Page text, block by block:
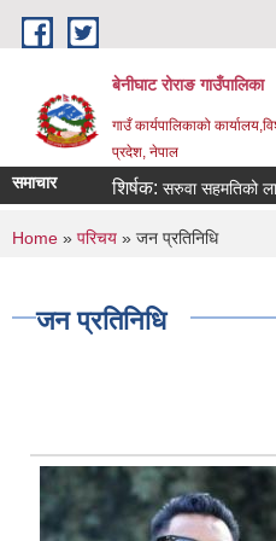
Skip to main content
बेनीघाट रोराङ गाउँपालिका
गाउँ कार्यपालिकाको
प्रदेश, नेपाल
समाचार सरुवा सहमतिको लागि
You are here
Home » परिचय » जन प्रतिनिधि
जन प्रतिनिधि